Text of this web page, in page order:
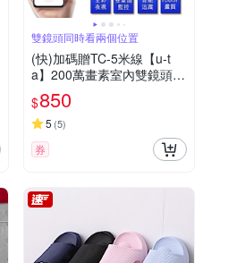
雙鏡頭同時看兩個位置
(快)加碼贈TC-5米線【u-t
a】200萬畫素室內雙鏡頭無
線網路攝影機RK15(1080P/
雙天線/全彩夜視)
$850
5 (5)
券